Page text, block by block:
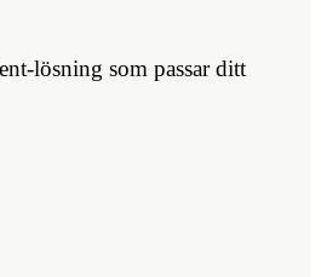
lösning som passar ditt